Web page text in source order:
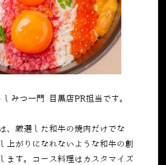
みつ一門 目黒店PR担当です。
、厳選した和牛の焼肉だけでな
上がりになれないような和牛の創
ます。コース料理はカスタマイズ